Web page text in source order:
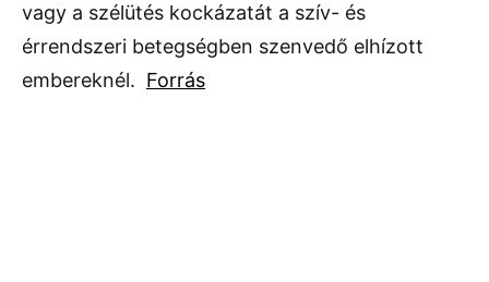
vagy a szélütés kockázatát a szív- és
érrendszeri betegségben szenvedő elhízott
embereknél. Forrás